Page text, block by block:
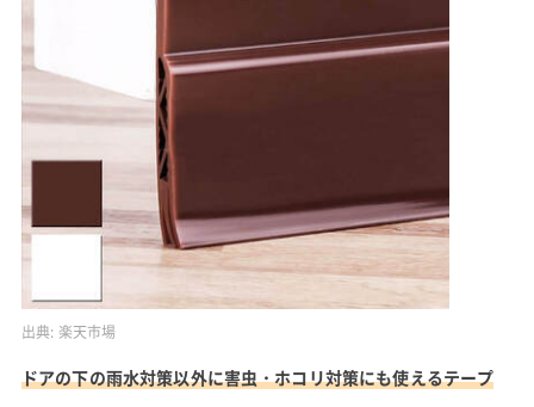
出典: 楽天市場
ドアの下の雨水対策以外に害虫・ホコリ対策にも使えるテープ